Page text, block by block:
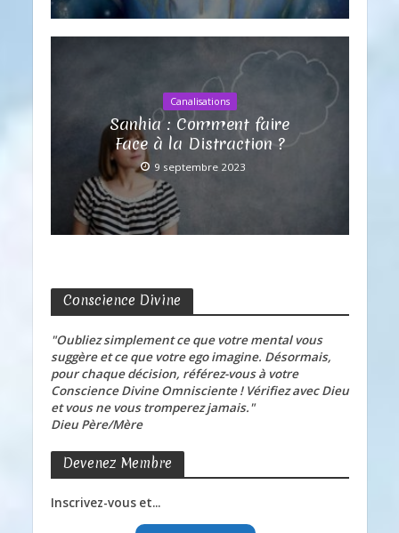
Canalisations
Sanhia : Comment faire
Face à la Distraction ?
9 septembre 2023
Conscience Divine
"Oubliez simplement ce que votre mental vous
suggère et ce que votre ego imagine. Désormais,
pour chaque décision, référez-vous à votre
Conscience Divine Omnisciente ! Vérifiez avec Dieu
et vous ne vous tromperez jamais."
Dieu Père/Mère
Devenez Membre
Inscrivez-vous et...